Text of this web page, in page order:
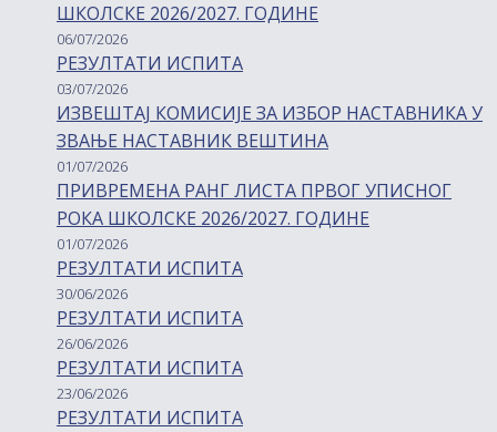
ШКОЛСКЕ 2026/2027. ГОДИНЕ
06/07/2026
РЕЗУЛТАТИ ИСПИТА
03/07/2026
ИЗВЕШТАЈ КОМИСИЈЕ ЗА ИЗБОР НАСТАВНИКА У
ЗВАЊЕ НАСТАВНИК ВЕШТИНА
01/07/2026
ПРИВРЕМЕНА РАНГ ЛИСТА ПРВОГ УПИСНОГ
РОКА ШКОЛСКЕ 2026/2027. ГОДИНЕ
01/07/2026
РЕЗУЛТАТИ ИСПИТА
30/06/2026
РЕЗУЛТАТИ ИСПИТА
26/06/2026
РЕЗУЛТАТИ ИСПИТА
23/06/2026
РЕЗУЛТАТИ ИСПИТА